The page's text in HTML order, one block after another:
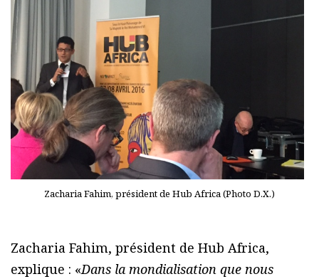
Zacharia Fahim, président de Hub Africa (Photo D.X.)
Zacharia Fahim, président de Hub Africa,
explique : «Dans la mondialisation que nous